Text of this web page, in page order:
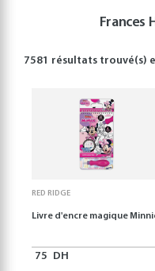
Frances
7581 résultats trouvé(s)
RED RIDGE
Livre d'encre magique
75 DH